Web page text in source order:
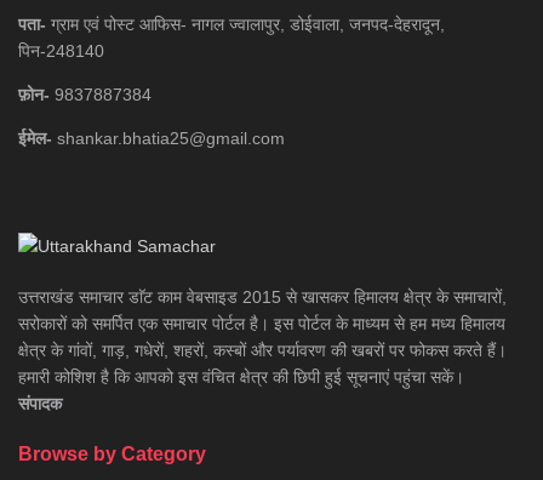
पता- ग्राम एवं पोस्ट आफिस- नागल ज्वालापुर, डोईवाला, जनपद-देहरादून,
पिन-248140
फ़ोन- 9837887384
ईमेल- shankar.bhatia25@gmail.com
उत्तराखंड समाचार डाॅट काम वेबसाइड 2015 से खासकर हिमालय क्षेत्र के समाचारों,
सरोकारों को समर्पित एक समाचार पोर्टल है। इस पोर्टल के माध्यम से हम मध्य हिमालय
क्षेत्र के गांवों, गाड़, गधेरों, शहरों, कस्बों और पर्यावरण की खबरों पर फोकस करते हैं।
हमारी कोशिश है कि आपको इस वंचित क्षेत्र की छिपी हुई सूचनाएं पहुंचा सकें।
संपादक
Browse by Category